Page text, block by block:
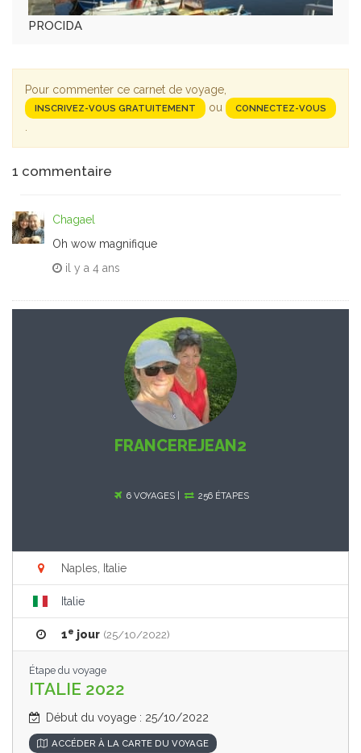
PROCIDA
Pour commenter ce carnet de voyage,
INSCRIVEZ-VOUS GRATUITEMENT ou CONNECTEZ-VOUS
1 commentaire
Chagael
Oh wow magnifique
il y a 4 ans
FRANCEREJEAN2
6 VOYAGES | 256 ÉTAPES
Naples, Italie
Italie
1e jour (25/10/2022)
Étape du voyage
ITALIE 2022
Début du voyage : 25/10/2022
ACCÉDER À LA CARTE DU VOYAGE